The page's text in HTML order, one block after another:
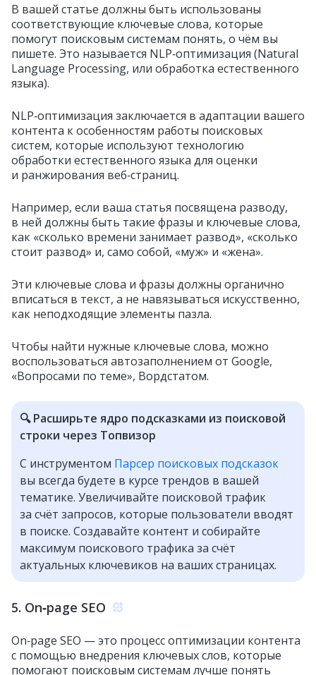
В вашей статье должны быть использованы
соответствующие ключевые слова, которые
помогут поисковым системам понять, о чём вы
пишете. Это называется NLP‑оптимизация (Natural
Language Processing, или обработка естественного
языка).
NLP‑оптимизация заключается в адаптации вашего
контента к особенностям работы поисковых
систем, которые используют технологию
обработки естественного языка для оценки
и ранжирования веб‑страниц.
Например, если ваша статья посвящена разводу,
в ней должны быть такие фразы и ключевые слова,
как «сколько времени занимает развод», «сколько
стоит развод» и, само собой, «муж» и «жена».
Эти ключевые слова и фразы должны органично
вписаться в текст, а не навязываться искусственно,
как неподходящие элементы пазла.
Чтобы найти нужные ключевые слова, можно
воспользоваться автозаполнением от Google,
«Вопросами по теме», Вордстатом.
🔍 Расширьте ядро подсказками из поисковой
строки через Топвизор
С инструментом Парсер поисковых подсказок
вы всегда будете в курсе трендов в вашей
тематике. Увеличивайте поисковой трафик
за счёт запросов, которые пользователи вводят
в поиске. Создавайте контент и собирайте
максимум поискового трафика за счёт
актуальных ключевиков на ваших страницах.
5. On‑page SEO
On‑page SEO — это процесс оптимизации контента
с помощью внедрения ключевых слов, которые
помогают поисковым системам лучше понять